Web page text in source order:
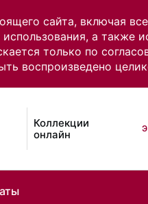
сайта, включая
а также
только по
воспроизведено
Коллекции
онлайн